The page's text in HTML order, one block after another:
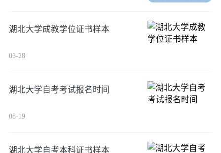
湖北大学成教学位证书样本
03-28
湖北大学自考考试报名时间
08-19
湖北大学自考本科证书样本